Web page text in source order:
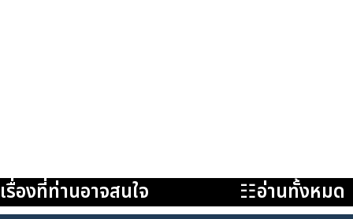
เรื่องที่ท่านอาจสนใจ ☷อ่านทั้งหมด